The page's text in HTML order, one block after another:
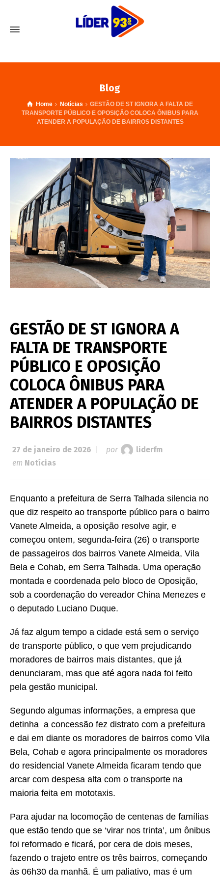
Blog
Home Notícias
GESTÃO DE ST IGNORA A FALTA DE
TRANSPORTE PÚBLICO E OPOSIÇÃO COLOCA ÔNIBUS PARA
ATENDER A POPULAÇÃO DE BAIRROS DISTANTES
GESTÃO DE ST IGNORA A
FALTA DE TRANSPORTE
PÚBLICO E OPOSIÇÃO
COLOCA ÔNIBUS PARA
ATENDER A POPULAÇÃO DE
BAIRROS DISTANTES
27 de janeiro de 2026 por
liderfm
em Notícias
Enquanto a prefeitura de Serra Talhada silencia no
que diz respeito ao transporte público para o bairro
Vanete Almeida, a oposição resolve agir, e
começou ontem, segunda-feira (26) o transporte
de passageiros dos bairros Vanete Almeida, Vila
Bela e Cohab, em Serra Talhada. Uma operação
montada e coordenada pelo bloco de Oposição,
sob a coordenação do vereador China Menezes e
o deputado Luciano Duque.
Já faz algum tempo a cidade está sem o serviço
de transporte público, o que vem prejudicando
moradores de bairros mais distantes, que já
denunciaram, mas que até agora nada foi feito
pela gestão municipal.
Segundo algumas informações, a empresa que
detinha a concessão fez distrato com a prefeitura
e dai em diante os moradores de bairros como Vila
Bela, Cohab e agora principalmente os moradores
do residencial Vanete Almeida ficaram tendo que
arcar com despesa alta com o transporte na
maioria feita em mototaxis.
Para ajudar na locomoção de centenas de famílias
que estão tendo que se ‘virar nos trinta’, um ônibus
foi reformado e ficará, por cera de dois meses,
fazendo o trajeto entre os três bairros, começando
às 06h30 da manhã. É um paliativo, mas é um